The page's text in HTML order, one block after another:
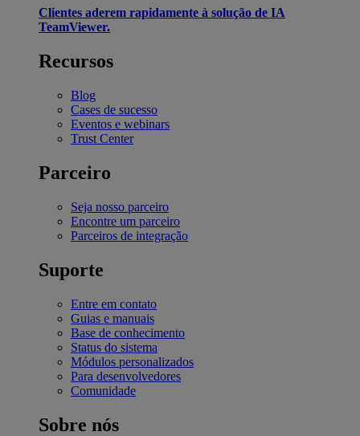
Clientes aderem rapidamente à solução de IA
TeamViewer.
Recursos
Blog
Cases de sucesso
Eventos e webinars
Trust Center
Parceiro
Seja nosso parceiro
Encontre um parceiro
Parceiros de integração
Suporte
Entre em contato
Guias e manuais
Base de conhecimento
Status do sistema
Módulos personalizados
Para desenvolvedores
Comunidade
Sobre nós